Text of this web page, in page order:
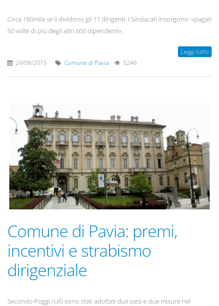
Circa 160mila se li dividono gli 11 dirigenti. I Sindacati insorgono: «pagati
50 volte di più degli altri 600 dipendenti».
Leggi tutto
29/08/2015 Comune di Pavia 5246
Comune di Pavia: premi,
incentivi e strabismo
dirigenziale
Secondo Poggi (Uil) sono stati adottati due pesi e due misure nel